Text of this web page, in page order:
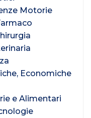
Motorie
Economiche
e Alimentari